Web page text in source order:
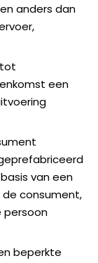
anders dan
een
van een
de consument,
persoon
beperkte